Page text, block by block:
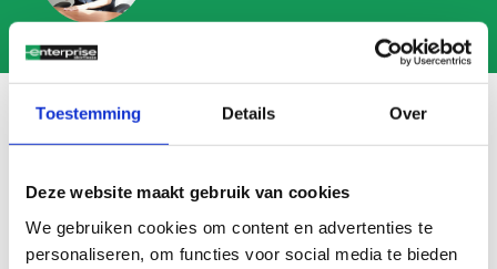
Toestemming Details Over
Deze website maakt gebruik van cookies
We gebruiken cookies om content en advertenties te
personaliseren, om functies voor social media te bieden
Search
FAQ